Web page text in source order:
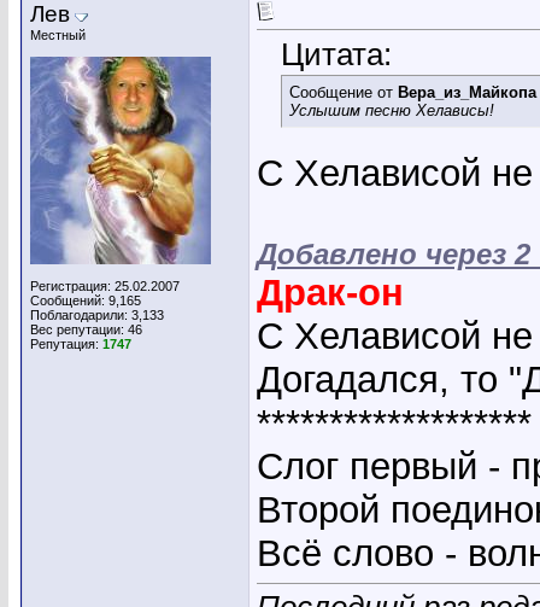
Лев
Местный
Регистрация: 25.02.2007
Сообщений: 9,165
Поблагодарили: 3,133
Вес репутации: 46
Репутация: 1747
Цитата:
Сообщение от Вера_из_Майкопа
Услышим песню Хелависы!
С Хелависой
Добавлено через
Драк-он
С Хелависой не
Догадался, то
*******************
Слог первый -
Второй
Всё слово -